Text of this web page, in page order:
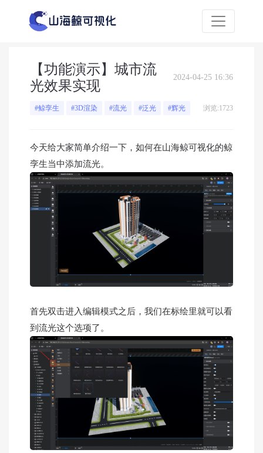
【功能演示】城市流
光效果实现
2024-04-25 16:36
#鲸孪生 #3D渲染 #流光 #泛光 #辉光 浏览:1723
今天给大家简单介绍一下，如何在山海鲸可视化的鲸
孪生当中添加流光。
首先双击进入编辑模式之后，我们在标绘里就可以看
到流光这个选项了。